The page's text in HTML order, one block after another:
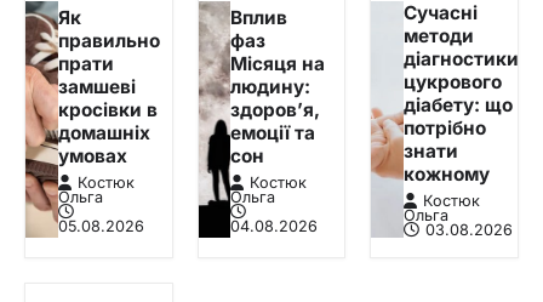
Як
правильно
прати
замшеві
кросівки в
домашніх
умовах
Костюк
Ольга
05.08.2026
Вплив
фаз
Місяця на
людину:
здоров’я,
емоції та
сон
Костюк
Ольга
04.08.2026
Сучасні
методи
діагностики
цукрового
діабету: що
потрібно
знати
кожному
Костюк
Ольга
03.08.2026